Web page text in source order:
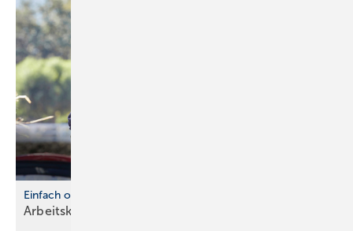
Einfach online
Arbeitskleidung individuell